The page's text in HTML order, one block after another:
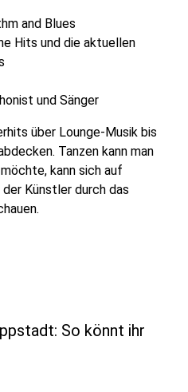
and Blues
Hits und die aktuellen
und Sänger
über Lounge-Musik bis
Tanzen kann man
kann sich auf
Künstler durch das
So könnt ihr